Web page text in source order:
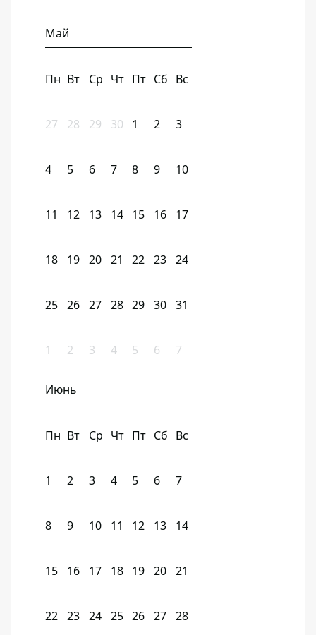
Май
Пн Вт Ср Чт Пт Сб Вс
27 28 29 30 1 2 3
4 5 6 7 8 9 10
11 12 13 14 15 16 17
18 19 20 21 22 23 24
25 26 27 28 29 30 31
1 2 3 4 5 6 7
Июнь
Пн Вт Ср Чт Пт Сб Вс
1 2 3 4 5 6 7
8 9 10 11 12 13 14
15 16 17 18 19 20 21
22 23 24 25 26 27 28